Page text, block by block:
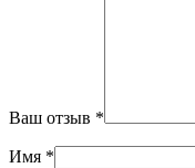
Ваш отзыв *
Имя *